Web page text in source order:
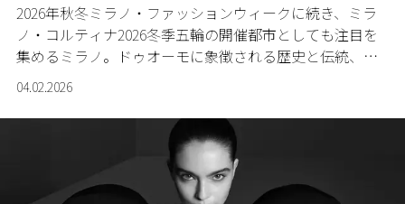
2026年秋冬ミラノ・ファッションウィークに続き、ミラ
ノ・コルティナ2026冬季五輪の開催都市としても注目を
集めるミラノ。ドゥオーモに象徴される歴史と伝統、洗
練されたファッションとデザイン、さらに今年はスポー
ツという新たな魅力が加わったこの街を存分に味わうた
めのハイエンドホテルを厳選。
04.02.2026